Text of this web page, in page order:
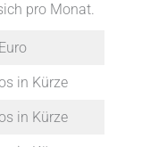
pro Monat.
in Kürze
in Kürze